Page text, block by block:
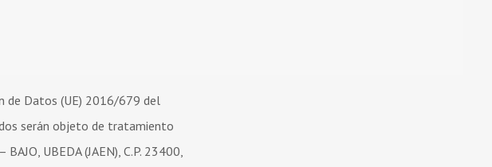
de Datos (UE) 2016/679 del
serán objeto de tratamiento
UBEDA (JAEN), C.P. 23400,